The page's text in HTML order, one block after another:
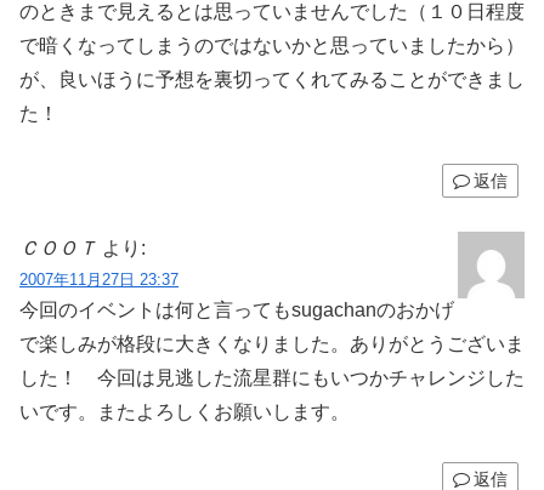
のときまで見えるとは思っていませんでした（１０日程度
で暗くなってしまうのではないかと思っていましたから）
が、良いほうに予想を裏切ってくれてみることができまし
た！
返信
ＣＯＯＴ より:
2007年11月27日 23:37
今回のイベントは何と言ってもsugachanのおかげ
で楽しみが格段に大きくなりました。ありがとうございま
した！ 今回は見逃した流星群にもいつかチャレンジした
いです。またよろしくお願いします。
返信